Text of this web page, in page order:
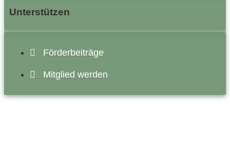
Unterstützen
Förderbeiträge
Mitglied werden